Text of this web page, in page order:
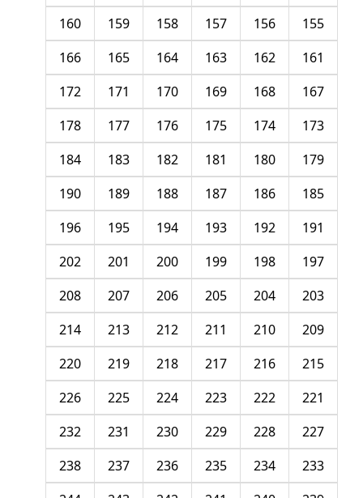
155
156
157
158
159
160
161
162
163
164
165
166
167
168
169
170
171
172
173
174
175
176
177
178
179
180
181
182
183
184
185
186
187
188
189
190
191
192
193
194
195
196
197
198
199
200
201
202
203
204
205
206
207
208
209
210
211
212
213
214
215
216
217
218
219
220
221
222
223
224
225
226
227
228
229
230
231
232
233
234
235
236
237
238